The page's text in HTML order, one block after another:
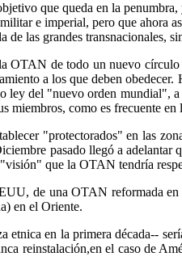
que queda en la
e imperial, pero que ahora
las grandes transnacionales,
OTAN de todo un nuevo
a los que deben
del "nuevo orden mundial",
miembros, como es frecuente en
"protectorados" en las
pasado llegó a
que la OTAN tendría
de una OTAN reformada
en el Oriente.
en la primera década--
reinstalación,en el caso de